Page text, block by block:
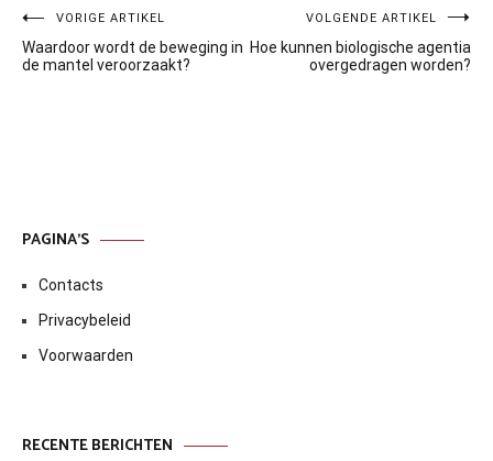
Bericht
navigatie
VORIGE ARTIKEL
Waardoor wordt de beweging in
de mantel veroorzaakt?
VOLGENDE ARTIKEL
Hoe kunnen biologische agentia
overgedragen worden?
PAGINA’S
Contacts
Privacybeleid
Voorwaarden
RECENTE BERICHTEN